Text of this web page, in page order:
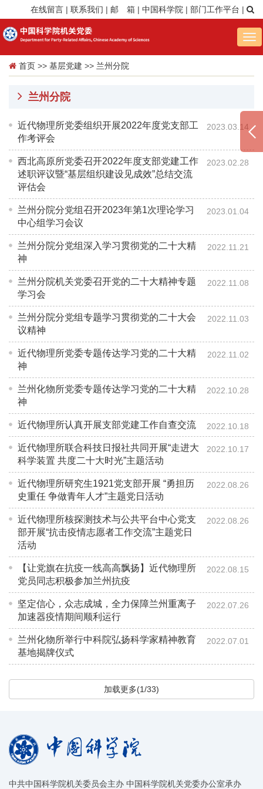
在线留言 | 联系我们 | 邮 箱 | 中国科学院 | 部门工作平台 |
首页 >> 基层党建 >> 兰州分院
兰州分院
近代物理所党委组织开展2022年度党支部工
作考评会
2023.03.14
西北高原所党委召开2022年度支部党建工作
述职评议暨“基层组织建设见成效”总结交流
评估会
2023.02.28
兰州分院分党组召开2023年第1次理论学习
中心组学习会议
2023.01.04
兰州分院分党组深入学习贯彻党的二十大精
神
2022.11.21
兰州分院机关党委召开党的二十大精神专题
学习会
2022.11.08
兰州分院分党组专题学习贯彻党的二十大会
议精神
2022.11.03
近代物理所党委专题传达学习党的二十大精
神
2022.11.02
兰州化物所党委专题传达学习党的二十大精
神
2022.10.28
近代物理所认真开展支部党建工作自查交流 2022.10.18
近代物理所联合科技日报社共同开展“走进大
科学装置 共度二十大时光”主题活动
2022.10.17
近代物理所研究生1921党支部开展 “勇担历
史重任 争做青年人才”主题党日活动
2022.08.26
近代物理所核探测技术与公共平台中心党支
部开展“抗击疫情志愿者工作交流”主题党日
活动
2022.08.26
【让党旗在抗疫一线高高飘扬】近代物理所
党员同志积极参加兰州抗疫
2022.08.15
坚定信心，众志成城，全力保障兰州重离子
加速器疫情期间顺利运行
2022.07.26
兰州化物所举行中科院弘扬科学家精神教育
基地揭牌仪式
2022.07.01
加载更多(1/33)
中共中国科学院机关委员会主办 中国科学院机关党委办公室承办